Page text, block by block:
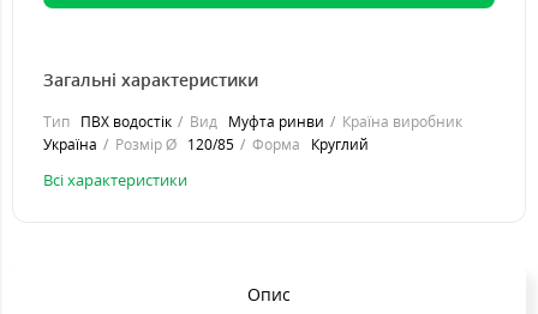
Загальні характеристики
Тип ПВХ водостік Вид Муфта ринви
Країна виробник
Україна
Розмір Ø 120/85 Форма Круглий
Всі характеристики
Опис